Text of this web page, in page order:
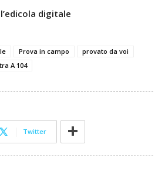
digitale
Prova in campo
provato da voi
A 104
Twitter